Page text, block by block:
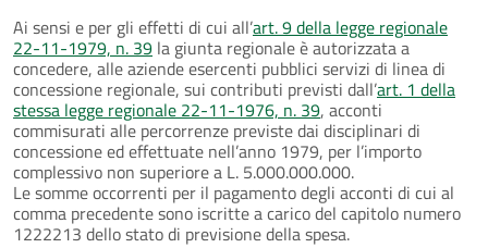
Ai sensi e per gli effetti di cui all’art. 9 della legge regionale
22-11-1979, n. 39 la giunta regionale è autorizzata a
concedere, alle aziende esercenti pubblici servizi di linea di
concessione regionale, sui contributi previsti dall’art. 1 della
stessa legge regionale 22-11-1976, n. 39, acconti
commisurati alle percorrenze previste dai disciplinari di
concessione ed effettuate nell’anno 1979, per l’importo
complessivo non superiore a L. 5.000.000.000.
Le somme occorrenti per il pagamento degli acconti di cui al
comma precedente sono iscritte a carico del capitolo numero
1222213 dello stato di previsione della spesa.